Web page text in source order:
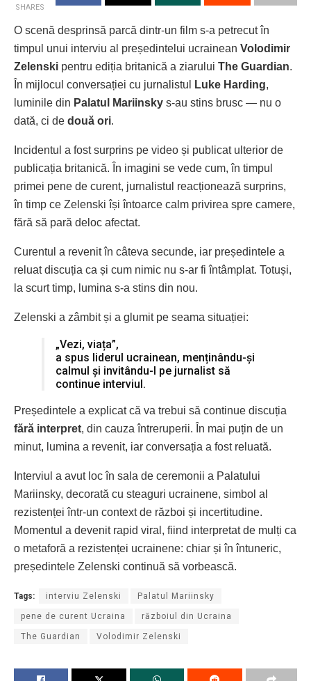
SHARES
O scenă desprinsă parcă dintr-un film s-a petrecut în
timpul unui interviu al președintelui ucrainean Volodimir
Zelenski pentru ediția britanică a ziarului The Guardian.
În mijlocul conversației cu jurnalistul
Luke Harding,
luminile din Palatul Mariinsky s-au stins brusc — nu o
dată, ci de două ori.
Incidentul a fost surprins pe video și publicat ulterior de
publicația britanică. În imagini se vede cum, în timpul
primei pene de curent, jurnalistul reacționează surprins,
în timp ce Zelenski își întoarce calm privirea spre camere,
fără să pară deloc afectat.
Curentul a revenit în câteva secunde, iar președintele a
reluat discuția ca și cum nimic nu s-ar fi întâmplat. Totuși,
la scurt timp, lumina s-a stins din nou.
Zelenski a zâmbit și a glumit pe seama situației:
„Vezi, viața”,
a spus liderul ucrainean, menținându-și
calmul și invitându-l pe jurnalist să
continue interviul.
Președintele a explicat că va trebui să continue discuția
fără interpret, din cauza întreruperii. În mai puțin de un
minut, lumina a revenit, iar conversația a fost reluată.
Interviul a avut loc în sala de ceremonii a Palatului
Mariinsky, decorată cu steaguri ucrainene, simbol al
rezistenței într-un context de război și incertitudine.
Momentul a devenit rapid viral, fiind interpretat de mulți ca
o metaforă a rezistenței ucrainene: chiar și în întuneric,
președintele Zelenski continuă să vorbească.
Tags: interviu Zelenski Palatul Mariinsky
pene de curent Ucraina războiul din Ucraina
The Guardian Volodimir Zelenski